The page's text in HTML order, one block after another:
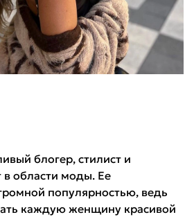
блогер, стилист и
в области моды. Ее
популярностью, ведь
каждую женщину красивой
по электронной почте